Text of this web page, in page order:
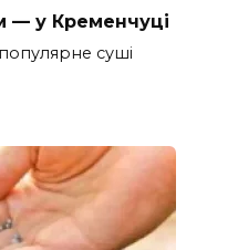
— у Кременчуці
суші